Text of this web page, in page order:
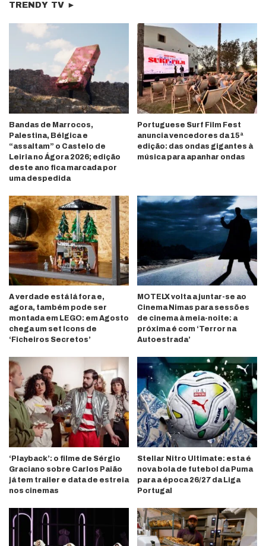
TRENDY TV ►
Bandas de Marrocos,
Palestina, Bélgica e
“assaltam” o Castelo de
Leiria no Ágora 2026; edição
deste ano fica marcada por
uma despedida
Portuguese Surf Film Fest
anuncia vencedores da 15ª
edição: das ondas gigantes à
música para apanhar ondas
A verdade está lá fora e,
agora, também pode ser
montada em LEGO: em Agosto
chega um set Icons de
‘Ficheiros Secretos’
MOTELX volta a juntar-se ao
Cinema Nimas para sessões
de cinema à meia-noite: a
próxima é com ‘Terror na
Autoestrada’
‘Playback’: o filme de Sérgio
Graciano sobre Carlos Paião
já tem trailer e data de estreia
nos cinemas
Stellar Nitro Ultimate: esta é
nova bola de futebol da Puma
para a época 26/27 da Liga
Portugal